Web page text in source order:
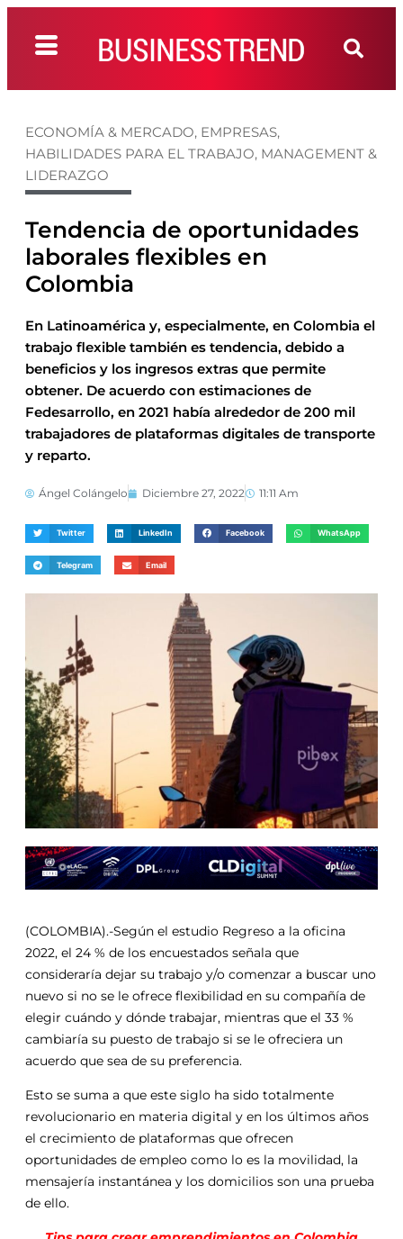
ECONOMÍA & MERCADO, EMPRESAS,
HABILIDADES PARA EL TRABAJO, MANAGEMENT &
LIDERAZGO
Tendencia de oportunidades
laborales flexibles en
Colombia
En Latinoamérica y, especialmente, en Colombia el
trabajo flexible también es tendencia, debido a
beneficios y los ingresos extras que permite
obtener. De acuerdo con estimaciones de
Fedesarrollo, en 2021 había alrededor de 200 mil
trabajadores de plataformas digitales de transporte
y reparto.
Ángel Colángelo Diciembre 27, 2022 11:11 Am
Twitter LinkedIn Facebook WhatsApp
Telegram Email
(COLOMBIA).-Según el estudio Regreso a la oficina
2022, el 24 % de los encuestados señala que
consideraría dejar su trabajo y/o comenzar a buscar uno
nuevo si no se le ofrece flexibilidad en su compañía de
elegir cuándo y dónde trabajar, mientras que el 33 %
cambiaría su puesto de trabajo si se le ofreciera un
acuerdo que sea de su preferencia.
Esto se suma a que este siglo ha sido totalmente
revolucionario en materia digital y en los últimos años
el crecimiento de plataformas que ofrecen
oportunidades de empleo como lo es la movilidad, la
mensajería instantánea y los domicilios son una prueba
de ello.